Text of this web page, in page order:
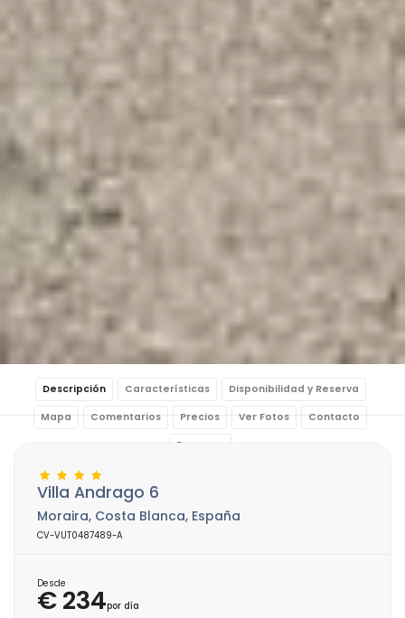
Descripción Características Disponibilidad y Reserva
Mapa Comentarios Precios Ver Fotos Contacto
Reservar
Villa Andrago 6
Moraira, Costa Blanca, España
CV-VUT0487489-A
Desde
€ 234por día